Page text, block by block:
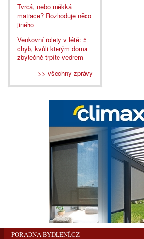
Tvrdá, nebo měkká
matrace? Rozhoduje něco
jiného
Venkovní rolety v létě: 5
chyb, kvůli kterým doma
zbytečně trpíte vedrem
>> všechny zprávy
PORADNA BYDLENÍ.CZ